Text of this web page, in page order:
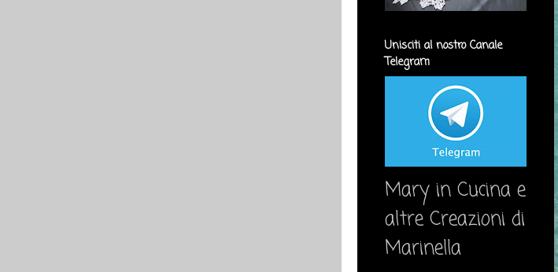
Unisciti al nostro Canale
Telegram
Mary in Cucina e
altre Creazioni di
Marinella